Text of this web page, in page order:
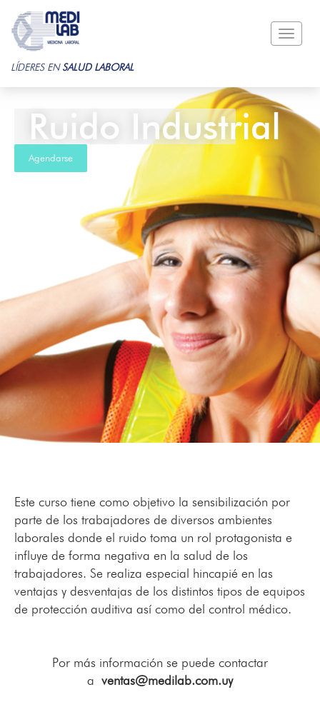
Toggle
LÍDERES ENSALUD LABORAL
Este curso tiene como objetivo la sensibilización por
parte de los trabajadores de diversos ambientes
laborales donde el ruido toma un rol protagonista e
influye de forma negativa en la salud de los
trabajadores. Se realiza especial hincapié en las
ventajas y desventajas de los distintos tipos de equipos
de protección auditiva así como del control médico.
Por más información se puede contactar
a ventas@medilab.com.uy
Ruido Industrial
Agendarse